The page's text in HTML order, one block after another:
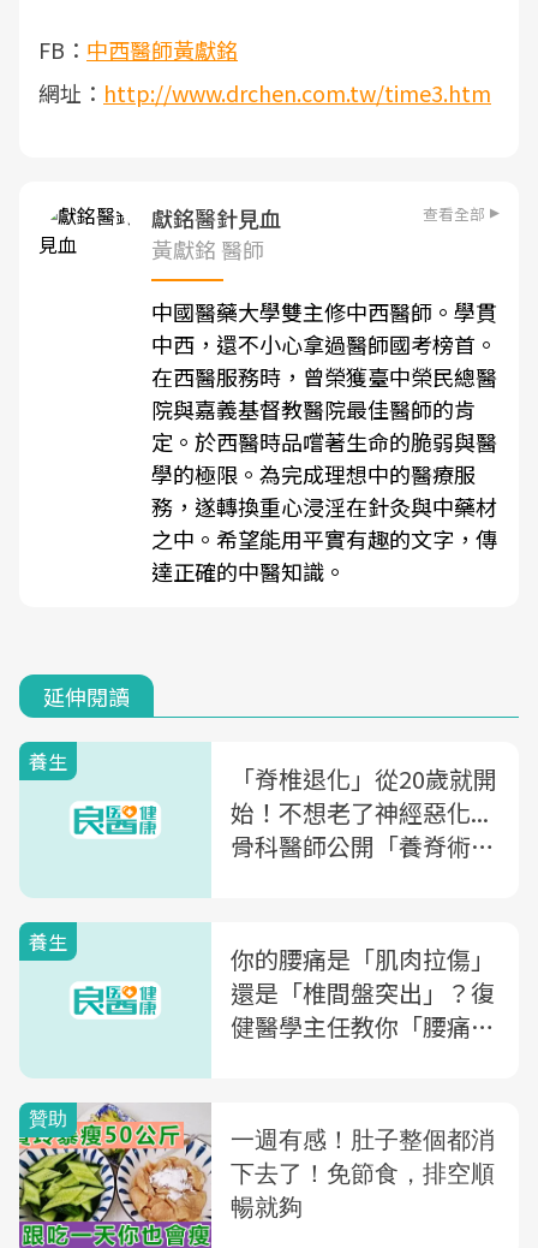
FB： 中西醫師黃獻銘
網址： http://www.drchen.com.tw/time3.htm
獻銘醫針見血 查看全部
黃獻銘 醫師
中國醫藥大學雙主修中西醫師。學貫
中西，還不小心拿過醫師國考榜首。
在西醫服務時，曾榮獲臺中榮民總醫
院與嘉義基督教醫院最佳醫師的肯
定。於西醫時品嚐著生命的脆弱與醫
學的極限。為完成理想中的醫療服
務，遂轉換重心浸淫在針灸與中藥材
之中。希望能用平實有趣的文字，傳
達正確的中醫知識。
延伸閱讀
養生
「脊椎退化」從20歲就開
始！不想老了神經惡化...
骨科醫師公開「養脊術」
養生
你的腰痛是「肌肉拉傷」
還是「椎間盤突出」？復
健醫學主任教你「腰痛自